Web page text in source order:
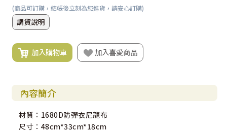
(商品可訂購，結帳後立刻為您進貨，請安心訂購)
調貨說明
加入購物車 加入喜愛商品
內容簡介
材質：1680D防彈衣尼龍布
尺寸：48cm*33cm*18cm